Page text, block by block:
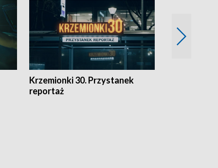
Krzemionki 30. Przystanek
reportaż